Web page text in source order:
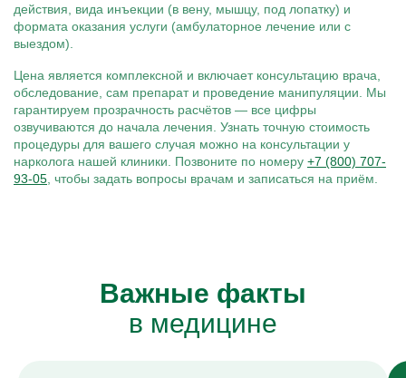
действия, вида инъекции (в вену, мышцу, под лопатку) и
формата оказания услуги (амбулаторное лечение или с
выездом).
Цена является комплексной и включает консультацию врача,
обследование, сам препарат и проведение манипуляции. Мы
гарантируем прозрачность расчётов — все цифры
озвучиваются до начала лечения. Узнать точную стоимость
процедуры для вашего случая можно на консультации у
нарколога нашей клиники. Позвоните по номеру +7 (800) 707-
93-05 , чтобы задать вопросы врачам и записаться на приём.
Важные факты
в медицине